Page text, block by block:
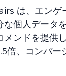
は、エンゲ
な個人データ
メンドを提供
倍、コンバー